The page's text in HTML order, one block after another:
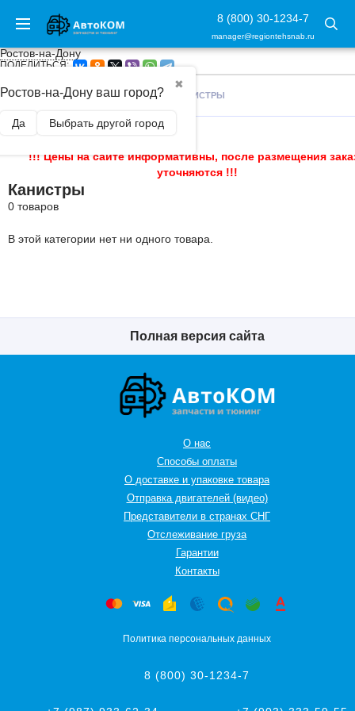
8 (800) 30-1234-7
manager@regiontehsnab.ru
Ростов-на-Дону
✖
Ростов-на-Дону ваш город?
Да Выбрать другой город
ПОДЕЛИТЬСЯ:
ГЛАВНАЯ / АВТОАКСЕССУАРЫ КАНИСТРЫ
!!! Цены на сайте информативны, после размещения
уточняются !!!
Канистры
0 товаров
В этой категории нет ни одного товара.
Полная версия сайта
О нас
Способы оплаты
О доставке и упаковке товара
Отправка двигателей (видео)
Представители в странах СНГ
Oтслеживание груза
Гарантии
Контакты
Политика персональных данных
8 (800) 30-1234-7